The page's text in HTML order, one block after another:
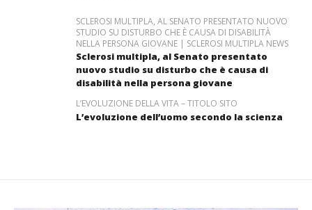
SCLEROSI MULTIPLA, AL SENATO PRESENTATO NUOVO
STUDIO SU DISTURBO CHE È CAUSA DI DISABILITÀ
NELLA PERSONA GIOVANE | SCLEROSI MULTIPLA NEWS
Sclerosi multipla, al Senato presentato
nuovo studio su disturbo che è causa di
disabilità nella persona giovane
L’EVOLUZIONE DELLA VITA – TITOLO SITO
L’evoluzione dell’uomo secondo la scienza